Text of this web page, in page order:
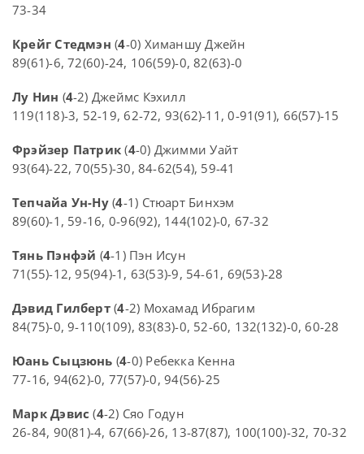
73-34
Крейг Стедмэн (4-0) Химаншу Джейн
89(61)-6, 72(60)-24, 106(59)-0, 82(63)-0
Лу Нин (4-2) Джеймс Кэхилл
119(118)-3, 52-19, 62-72, 93(62)-11, 0-91(91), 66(57)-15
Фрэйзер Патрик (4-0) Джимми Уайт
93(64)-22, 70(55)-30, 84-62(54), 59-41
Тепчайа Ун-Ну(4-1) Стюарт Бинхэм
89(60)-1, 59-16, 0-96(92), 144(102)-0, 67-32
Тянь Пэнфэй (4-1) Пэн Исун
71(55)-12, 95(94)-1, 63(53)-9, 54-61, 69(53)-28
Дэвид Гилберт(4-2) Мохамад Ибрагим
84(75)-0, 9-110(109), 83(83)-0, 52-60, 132(132)-0, 60-28
Юань Сыцзюнь (4-0) Ребекка Кенна
77-16, 94(62)-0, 77(57)-0, 94(56)-25
Марк Дэвис (4-2) Сяо Годун
26-84, 90(81)-4, 67(66)-26, 13-87(87), 100(100)-32, 70-32